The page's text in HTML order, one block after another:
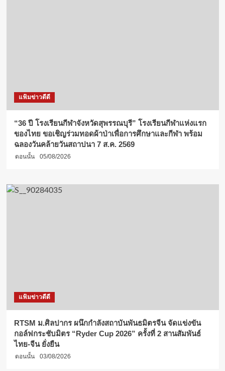
แฟ้มข่าวดีดี
“36 ปี โรงเรียนกีฬาจังหวัดสุพรรณบุรี” โรงเรียนกีฬาแห่งแรก
ของไทย ขอเชิญร่วมทอดผ้าป่าเพื่อการศึกษาและกีฬา พร้อม
ฉลองวันคล้ายวันสถาปนา 7 ส.ค. 2569
ตอนนั้น 05/08/2026
แฟ้มข่าวดีดี
RTSM ม.ศิลปากร ผนึกกำลังสถาบันพันธมิตรจีน จัดแข่งขัน
กอล์ฟกระชับมิตร “Ryder Cup 2026” ครั้งที่ 2 สานสัมพันธ์
ไทย-จีน ยั่งยืน
ตอนนั้น 03/08/2026